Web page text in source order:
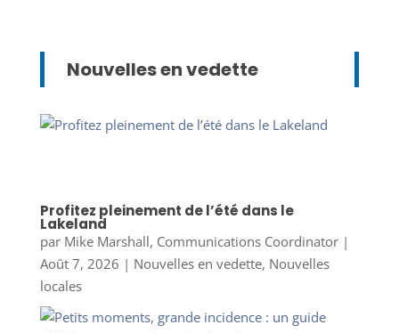
Nouvelles en vedette
Profitez pleinement de l’été dans le
Lakeland
par Mike Marshall, Communications Coordinator|
Août 7, 2026 | Nouvelles en vedette, Nouvelles
locales